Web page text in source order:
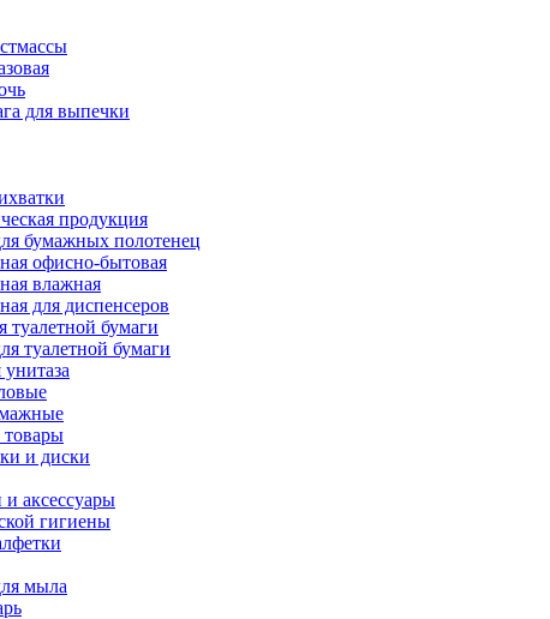
для выпечки
продукция
бумажных полотенец
офисно-бытовая
влажная
для диспенсеров
туалетной бумаги
туалетной бумаги
и диски
аксессуары
гигиены
мыла